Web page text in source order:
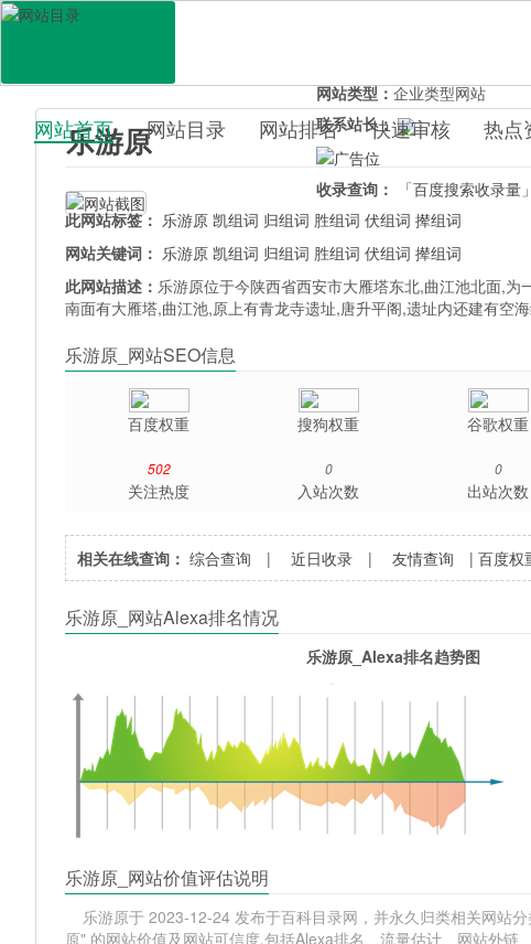
百科目录
网站首页 网站目录 网站排名 快速审核 热点
乐游原
网站类型：企业类型网站
联系站长：
收录查询： 「百度搜索收录量」
此网站标签： 乐游原 凯组词 归组词 胜组词 伏组词 撵组词
网站关键词： 乐游原 凯组词 归组词 胜组词 伏组词 撵组词
此网站描述： 乐游原位于今陕西省西安市大雁塔东北,曲江池北面,
南面有大雁塔,曲江池,原上有青龙寺遗址,唐升平阁,遗址内还建有空
乐游原_网站SEO信息
百度权重 搜狗权重 谷歌权重
502
关注热度
0
入站次数
0
出站次数
相关在线查询： 综合查询 |近日收录 |友情查询 |百度权
乐游原_网站Alexa排名情况
乐游原_Alexa排名趋势图
乐游原_网站价值评估说明
乐游原于 2023-12-24 发布于百科目录网，并永久归类相关网站
原" 的网站价值及网站可信度,包括Alexa排名、流量估计、网站外